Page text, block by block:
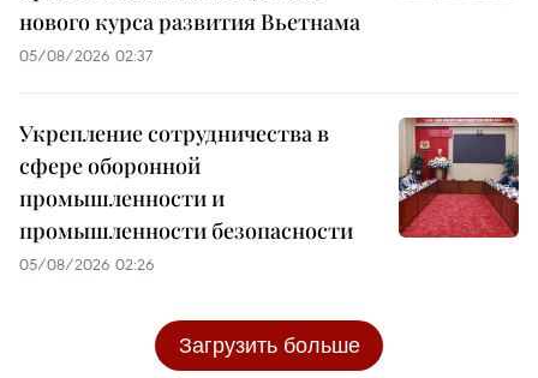
нового курса развития Вьетнама
05/08/2026 02:37
Укрепление сотрудничества в
сфере оборонной
промышленности и
промышленности безопасности
05/08/2026 02:26
Загрузить больше